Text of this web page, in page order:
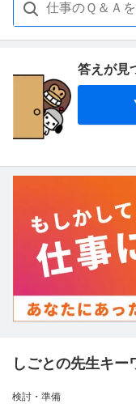
答えが見
しごとの先生キー
検討・準備